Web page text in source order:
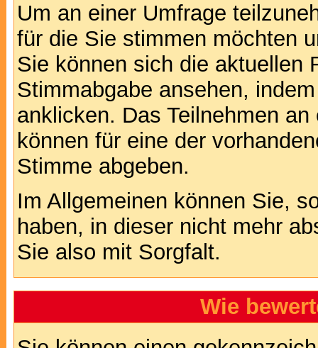
Um an einer Umfrage
für die Sie stimmen möchten
Sie können sich die aktuellen
Stimmabgabe ansehen,
anklicken. Das Teilnehmen
können für eine der
Stimme abgeben.
Im Allgemeinen können Sie,
haben, in dieser nicht mehr
Sie also mit Sorgfalt.
Wie